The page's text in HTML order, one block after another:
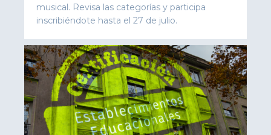
musical. Revisa las categorías y participa
inscribiéndote hasta el 27 de julio.